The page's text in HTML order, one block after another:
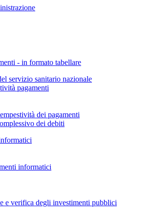
- in formato tabellare
servizio sanitario nazionale
pagamenti
dei pagamenti
dei debiti
informatici
e verifica degli investimenti pubblici